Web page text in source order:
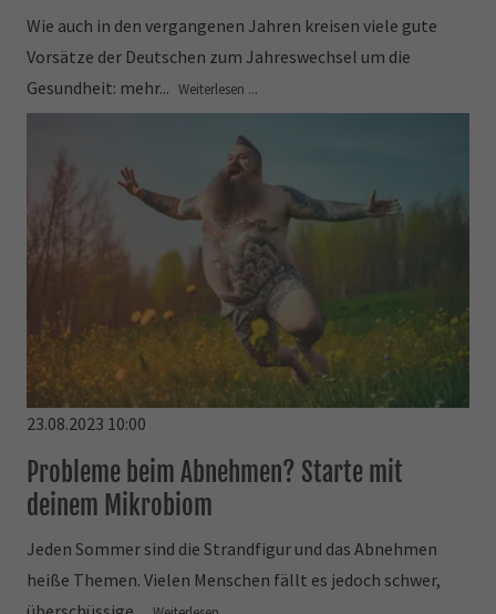
Wie auch in den vergangenen Jahren kreisen viele gute
Vorsätze der Deutschen zum Jahreswechsel um die
Gesundheit: mehr... Weiterlesen ...
23.08.2023 10:00
Probleme beim Abnehmen? Starte mit
deinem Mikrobiom
Jeden Sommer sind die Strandfigur und das Abnehmen
heiße Themen. Vielen Menschen fällt es jedoch schwer,